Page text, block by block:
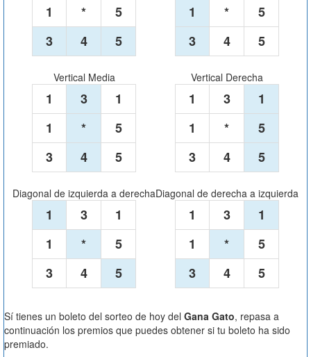
1
*
5
3
4 5
1
*
5
3
4 5
Vertical Media
1 3
1
1
*
5
3
4 5
Vertical Derecha
1 3
1
1
*
5
3
4 5
Diagonal de izquierda a derecha
1 3
1
1
*
5
3
4 5
Diagonal de derecha a izquierda
1 3
1
1
*
5
3
4 5
Sí tienes un boleto del sorteo de hoy del Gana Gato, repasa a
continuación los premios que puedes obtener si tu boleto ha sido
premiado.